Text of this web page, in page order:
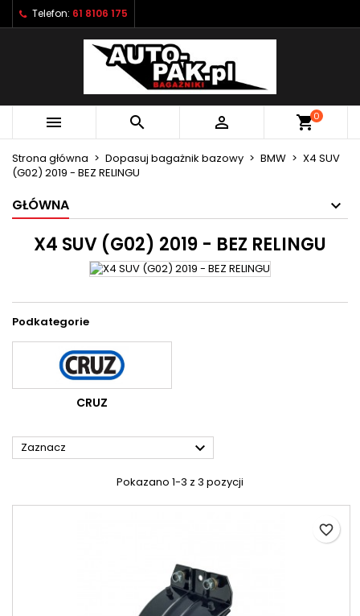
Telefon: 61 8106 175
   shopping_cart0
Strona główna Dopasuj bagażnik bazowy BMW
X4 SUV
(G02) 2019 - BEZ RELINGU
GŁÓWNA
X4 SUV (G02) 2019 - BEZ RELINGU
Podkategorie
CRUZ
Zaznacz 
Pokazano 1-3 z 3 pozycji
favorite_border
Moje listy życzeń ×
Utwórz nową listę
((modalTitle)) ×
((confirmMessage))
((cancelText)) ((modalDeleteText))
Utwórz listę życzeń ×
Nazwa listy życzeń
Anuluj Utwórz listę życzeń
Zaloguj się ×
Musisz być zalogowany by zapisać produkty na
swojej liście życzeń.
Anuluj Zaloguj się